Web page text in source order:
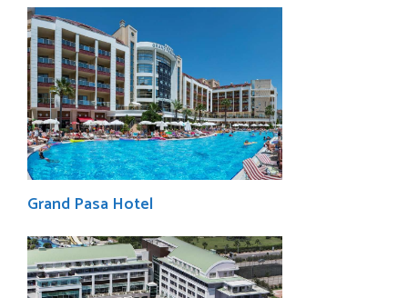
Grand Pasa Hotel